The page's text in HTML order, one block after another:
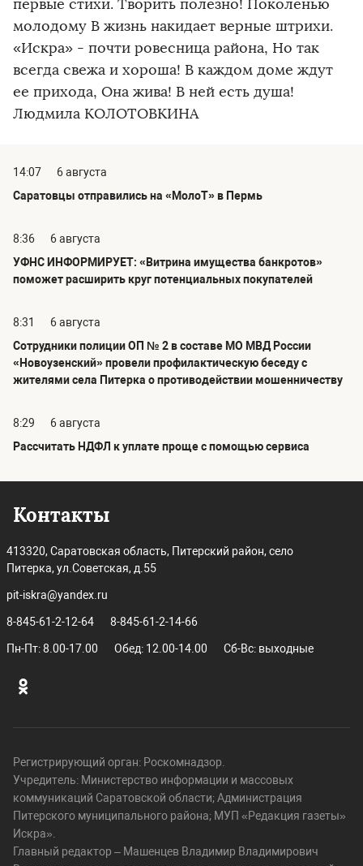
первые стихи. Творить полезно! Поколенью
молодому В жизнь накидает верные штрихи.
«Искра» - почти ровесница района, Но так
всегда свежа и хороша! В каждом доме ждут
ее прихода, Она жива! В ней есть душа!
Людмила КОЛОТОВКИНА
14:07
6 августа
Саратовцы отправились на «МолоТ» в Пермь
8:36
6 августа
УФНС ИНФОРМИРУЕТ: «Витрина имущества банкротов»
поможет расширить круг потенциальных покупателей
8:31
6 августа
Сотрудники полиции ОП № 2 в составе МО МВД России
«Новоузенский» провели профилактическую беседу с
жителями села Питерка о противодействии мошенничеству
8:29
6 августа
Рассчитать НДФЛ к уплате проще с помощью сервиса
Контакты
413320, Саратовская область, Питерский район, село
Питерка, ул.Советская, д.55
pit-iskra@yandex.ru
8-845-61-2-12-64 8-845-61-2-14-66
Пн-Пт: 8.00-17.00 Обед: 12.00-14.00 Сб-Вс: выходные
Регистрирующий орган: Роскомнадзор.
Учредитель: Министерство информации и массовых
коммуникаций Саратовской области; Администрация
Питерского муниципального района; МУП «Редакция газеты»
Искра».
Главный редактор – Машенцев Владимир Владимирович